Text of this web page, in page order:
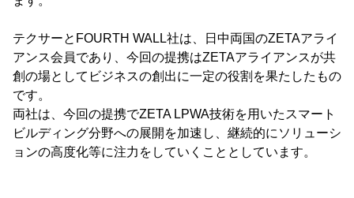
テクサーとFOURTH WALL社は、日中両国のZETAアライ
アンス会員であり、今回の提携はZETAアライアンスが共
創の場としてビジネスの創出に一定の役割を果たしたもの
です。
両社は、今回の提携でZETA LPWA技術を用いたスマート
ビルディング分野への展開を加速し、継続的にソリューシ
ョンの高度化等に注力をしていくこととしています。